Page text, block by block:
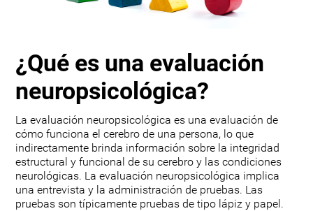
¿Qué es una evaluación
neuropsicológica?
La evaluación neuropsicológica es una evaluación de
cómo funciona el cerebro de una persona, lo que
indirectamente brinda información sobre la integridad
estructural y funcional de su cerebro y las condiciones
neurológicas. La evaluación neuropsicológica implica
una entrevista y la administración de pruebas. Las
pruebas son típicamente pruebas de tipo lápiz y papel.